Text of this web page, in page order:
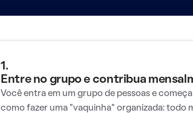
1.
Entre no grupo e contribua
Você entra em um grupo de pessoas e
como fazer uma "vaquinha" organizada: todo